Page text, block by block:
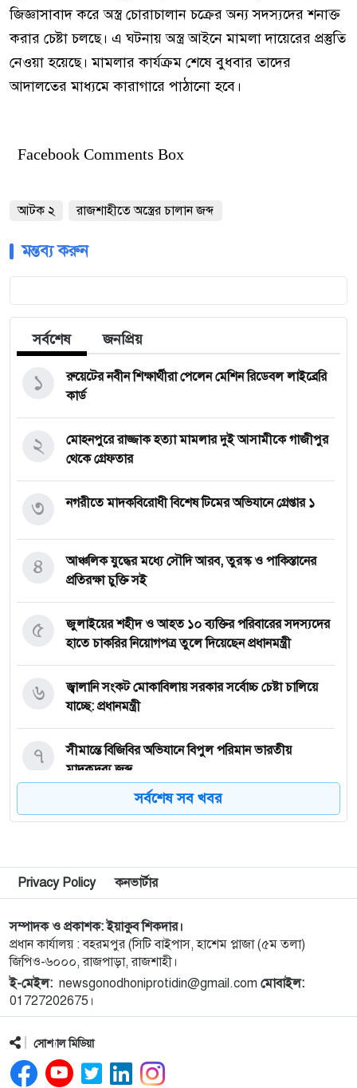
জিজ্ঞাসাবাদ করে অস্ত্র চোরাচালান চক্রের অন্য সদস্যদের শনাক্ত
করার চেষ্টা চলছে। এ ঘটনায় অস্ত্র আইনে মামলা দায়েরের প্রস্তুতি
নেওয়া হয়েছে। মামলার কার্যক্রম শেষে বুধবার তাদের
আদালতের মাধ্যমে কারাগারে পাঠানো হবে।
Facebook Comments Box
আটক ২ রাজশাহীতে অস্ত্রের চালান জব্দ
মন্তব্য করুন
সর্বশেষ জনপ্রিয়
রুয়েটের নবীন শিক্ষার্থীরা পেলেন মেশিন রিডেবল লাইব্রেরি
কার্ড
১
মোহনপুরে রাজ্জাক হত্যা মামলার দুই আসামীকে গাজীপুর
থেকে গ্রেফতার
২
নগরীতে মাদকবিরোধী বিশেষ টিমের অভিযানে গ্রেপ্তার ১
৩
আঞ্চলিক যুদ্ধের মধ্যে সৌদি আরব, তুরস্ক ও পাকিস্তানের
প্রতিরক্ষা চুক্তি সই
৪
জুলাইয়ের শহীদ ও আহত ১০ ব্যক্তির পরিবারের সদস্যদের
হাতে চাকরির নিয়োগপত্র তুলে দিয়েছেন প্রধানমন্ত্রী
৫
জ্বালানি সংকট মোকাবিলায় সরকার সর্বোচ্চ চেষ্টা চালিয়ে
যাচ্ছে: প্রধানমন্ত্রী
৬
সীমান্তে বিজিবির অভিযানে বিপুল পরিমান ভারতীয়
মাদকদ্রব্য জব্দ
৭
নেপালের আকাশে ভয় পেলেন অপু বিশ্বাস!
৮
বগুড়া এরুলিয়া এলাকায় সড়ক দুর্ঘট্নায় সকালে ৭ জন,
বিকেলে ২ জন নিহত
৯
রাসিক প্রশাসকের সঙ্গে মেডিকেল টেকনোলজিস্ট
এসোসিয়েশনের নেতৃবৃন্দের সাক্ষাৎ
১০
নগরীর মসজিদ ও ঈদগাহ পরিদর্শনে রাসিক প্রশাসক
১১
১২
সর্বশেষ সব খবর
Privacy Policy কনভার্টার
সম্পাদক ও প্রকাশক: ইয়াকুব শিকদার।
প্রধান কার্যালয় : বহরমপুর (সিটি বাইপাস, হাশেম প্লাজা (৫ম তলা)
জিপিও-৬০০০, রাজপাড়া, রাজশাহী।
ই-মেইল: newsgonodhoniprotidin@gmail.com মোবাইল:
01727202675।
সোশ্যাল মিডিয়া